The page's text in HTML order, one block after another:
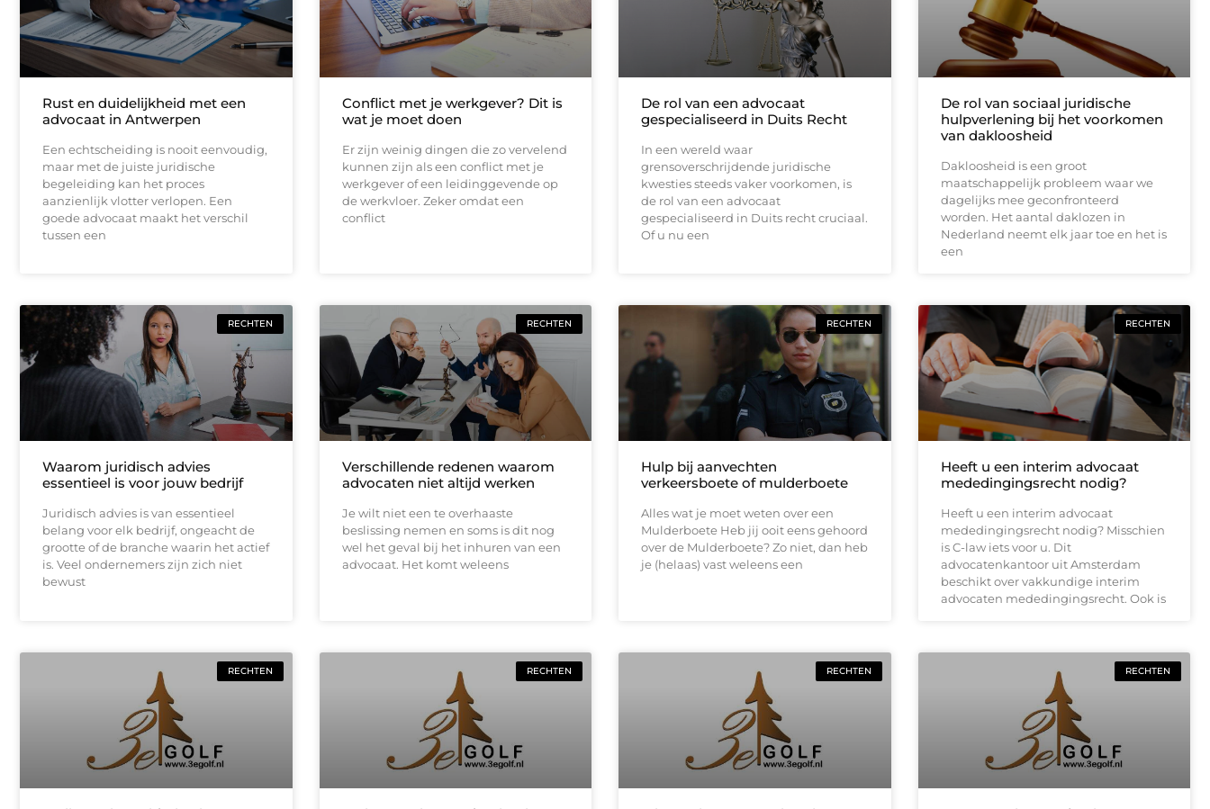
Rust en duidelijkheid met een
advocaat in Antwerpen
Een echtscheiding is nooit eenvoudig,
maar met de juiste juridische
begeleiding kan het proces
aanzienlijk vlotter verlopen. Een
goede advocaat maakt het verschil
tussen een
Conflict met je werkgever? Dit is
wat je moet doen
Er zijn weinig dingen die zo vervelend
kunnen zijn als een conflict met je
werkgever of een leidinggevende op
de werkvloer. Zeker omdat een
conflict
De rol van een advocaat
gespecialiseerd in Duits Recht
In een wereld waar
grensoverschrijdende juridische
kwesties steeds vaker voorkomen, is
de rol van een advocaat
gespecialiseerd in Duits recht cruciaal.
Of u nu een
De rol van sociaal juridische
hulpverlening bij het voorkomen
van dakloosheid
Dakloosheid is een groot
maatschappelijk probleem waar we
dagelijks mee geconfronteerd
worden. Het aantal daklozen in
Nederland neemt elk jaar toe en het is
een
RECHTEN
Waarom juridisch advies
essentieel is voor jouw bedrijf
Juridisch advies is van essentieel
belang voor elk bedrijf, ongeacht de
grootte of de branche waarin het actief
is. Veel ondernemers zijn zich niet
bewust
RECHTEN
Verschillende redenen waarom
advocaten niet altijd werken
Je wilt niet een te overhaaste
beslissing nemen en soms is dit nog
wel het geval bij het inhuren van een
advocaat. Het komt weleens
RECHTEN
Hulp bij aanvechten
verkeersboete of mulderboete
Alles wat je moet weten over een
Mulderboete Heb jij ooit eens gehoord
over de Mulderboete? Zo niet, dan heb
je (helaas) vast weleens een
RECHTEN
Heeft u een interim advocaat
mededingingsrecht nodig?
Heeft u een interim advocaat
mededingingsrecht nodig? Misschien
is C-law iets voor u. Dit
advocatenkantoor uit Amsterdam
beschikt over vakkundige interim
advocaten mededingingsrecht. Ook is
RECHTEN RECHTEN RECHTEN RECHTEN